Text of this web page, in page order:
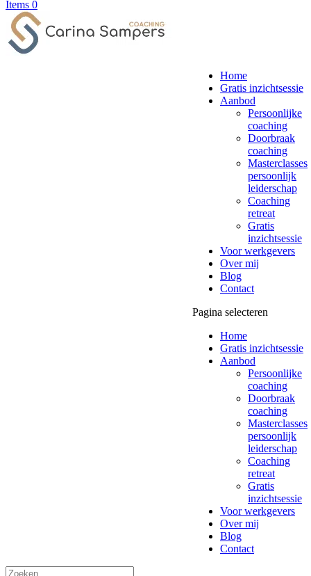
Items 0
Home
Gratis inzichtsessie
Aanbod
Persoonlijke
coaching
Doorbraak
coaching
Masterclasses
persoonlijk
leiderschap
Coaching
retreat
Gratis
inzichtsessie
Voor werkgevers
Over mij
Blog
Contact
Pagina selecteren
Home
Gratis inzichtsessie
Aanbod
Persoonlijke
coaching
Doorbraak
coaching
Masterclasses
persoonlijk
leiderschap
Coaching
retreat
Gratis
inzichtsessie
Voor werkgevers
Over mij
Blog
Contact